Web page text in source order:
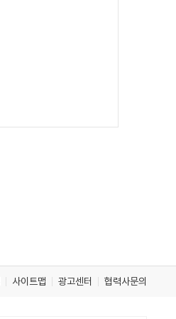
사이트맵 광고센터 협력사문의